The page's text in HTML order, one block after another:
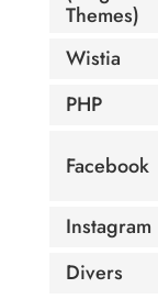
Themes)
Wistia
PHP
Facebook
Instagram
Divers